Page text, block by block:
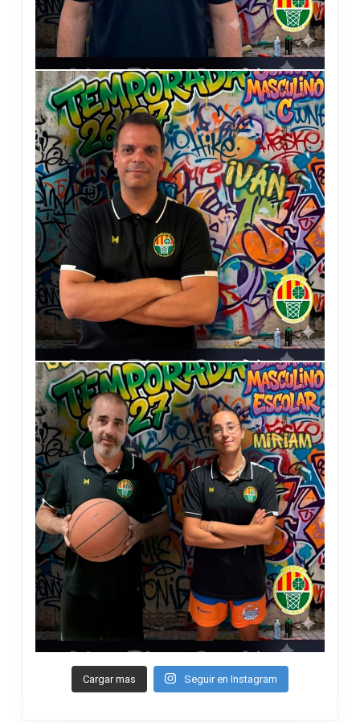
Cargar mas Seguir en Instagram